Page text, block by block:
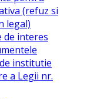
(refuz si
legal)
de interes
institutie
a Legii nr.